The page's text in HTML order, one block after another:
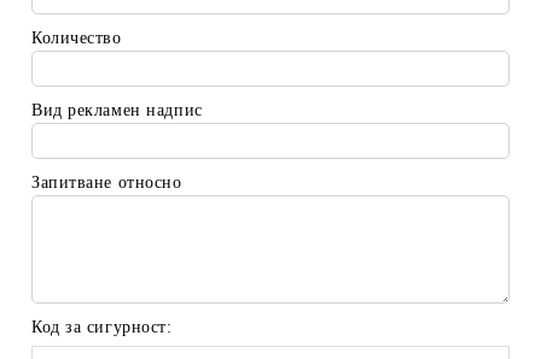
Количество
Вид рекламен надпис
Запитване относно
Код за сигурност: